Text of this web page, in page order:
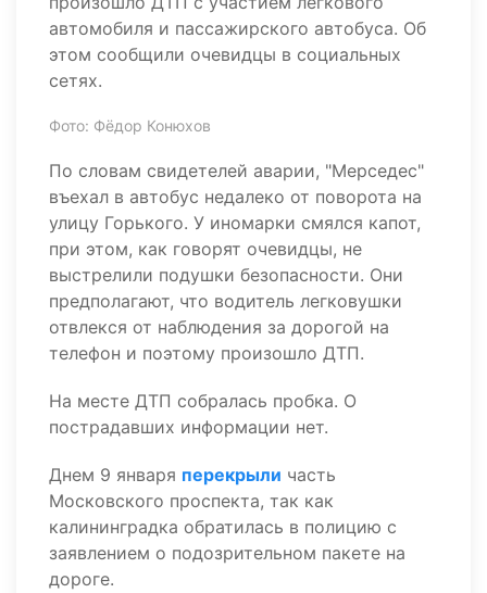
автомобиля и пассажирского автобуса. Об
этом сообщили очевидцы в социальных
сетях.
Фото: Фёдор Конюхов
По словам свидетелей аварии, "Мерседес"
въехал в автобус недалеко от поворота на
улицу Горького. У иномарки смялся капот,
при этом, как говорят очевидцы, не
выстрелили подушки безопасности. Они
предполагают, что водитель легковушки
отвлекся от наблюдения за дорогой на
телефон и поэтому произошло ДТП.
На месте ДТП собралась пробка. О
пострадавших информации нет.
Днем 9 января перекрыли часть
Московского проспекта, так как
калининградка обратилась в полицию с
заявлением о подозрительном пакете на
дороге.